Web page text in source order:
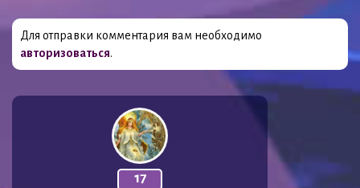
Для отправки комментария вам необходимо
авторизоваться.
17